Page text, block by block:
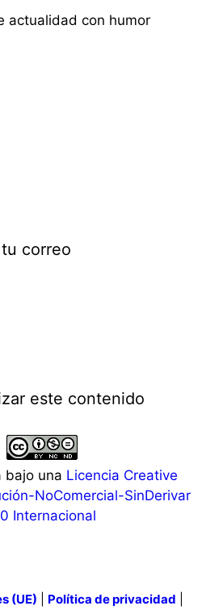
actualidad con humor
correo
este contenido
bajo una Licencia Creative
NoComercial-SinDerivar
Internacional
(UE) Política de privacidad